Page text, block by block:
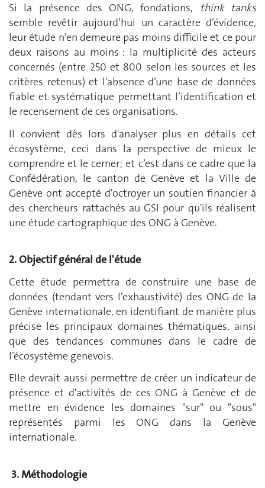
Si la présence des ONG, fondations, think tanks
semble revêtir aujourd’hui un caractère d’évidence,
leur étude n’en demeure pas moins difficile et ce pour
deux raisons au moins : la multiplicité des acteurs
concernés (entre 250 et 800 selon les sources et les
critères retenus) et l'absence d’une base de données
fiable et systématique permettant l’identification et
le recensement de ces organisations.
Il convient dès lors d'analyser plus en détails cet
écosystème, ceci dans la perspective de mieux le
comprendre et le cerner; et c’est dans ce cadre que la
Confédération, le canton de Genève et la Ville de
Genève ont accepté d'octroyer un soutien financier à
des chercheurs rattachés au GSI pour qu'ils réalisent
une étude cartographique des ONG à Genève.
2. Objectif général de l'étude
Cette étude permettra de construire une base de
données (tendant vers l'exhaustivité) des ONG de la
Genève internationale, en identifiant de manière plus
précise les principaux domaines thématiques, ainsi
que des tendances communes dans le cadre de
l’écosystème genevois.
Elle devrait aussi permettre de créer un indicateur de
présence et d'activités de ces ONG à Genève et de
mettre en évidence les domaines "sur" ou "sous"
représentés parmi les ONG dans la Genève
internationale.
3. Méthodologie